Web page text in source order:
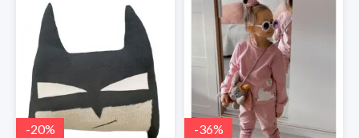
-20% -36%